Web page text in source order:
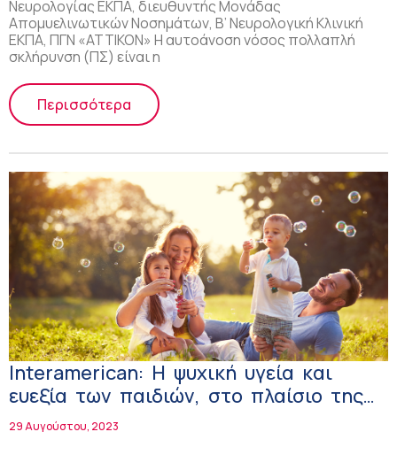
Νευρολογίας ΕΚΠΑ, διευθυντής Μονάδας
Απομυελινωτικών Νοσημάτων, Β’ Νευρολογική Κλινική
ΕΚΠΑ, ΠΓΝ «ΑΤΤΙΚΟΝ» Η αυτοάνοση νόσος πολλαπλή
σκλήρυνση (ΠΣ) είναι η
Περισσότερα
Interamerican: Η ψυχική υγεία και
ευεξία των παιδιών, στο πλαίσιο της
οικογένειας!
29 Αυγούστου, 2023